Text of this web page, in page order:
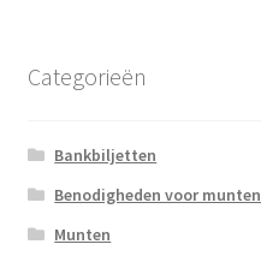
Categorieën
Bankbiljetten
Benodigheden voor munten
Munten